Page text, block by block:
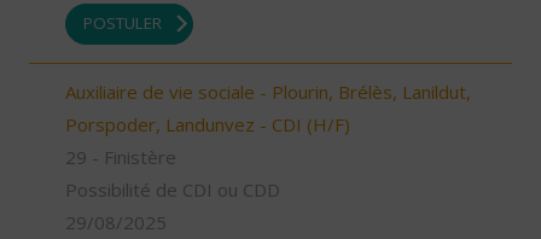
POSTULER
Auxiliaire de vie sociale - Plourin, Brélès, Lanildut,
Porspoder, Landunvez - CDI (H/F)
29 - Finistère
Possibilité de CDI ou CDD
29/08/2025